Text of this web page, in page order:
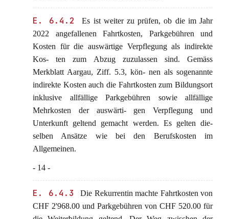
E. 6.4.2
Es ist weiter zu prüfen, ob die im Jahr
2022 angefallenen Fahrtkosten, Parkgebühren und
Kosten für die auswärtige Verpflegung als indirekte
Kos- ten zum Abzug zuzulassen sind. Gemäss
Merkblatt Aargau, Ziff. 5.3, kön- nen als sogenannte
indirekte Kosten auch die Fahrtkosten zum Bildungsort
inklusive allfällige Parkgebühren sowie allfällige
Mehrkosten der auswärti- gen Verpflegung und
Unterkunft geltend gemacht werden. Es gelten die-
selben Ansätze wie bei den Berufskosten im
Allgemeinen.
- 14 -
E. 6.4.3
Die Rekurrentin machte Fahrtkosten von
CHF 2'968.00 und Parkgebühren von CHF 520.00 für